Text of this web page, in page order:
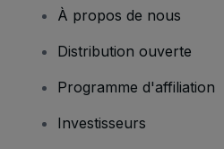
À propos de nous
Distribution ouverte
Programme d'affiliation
Investisseurs